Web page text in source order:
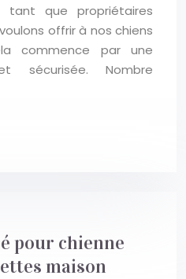
tant que propriétaires
offrir à nos chiens
commence par une
sécurisée. Nombre
pour chienne
maison